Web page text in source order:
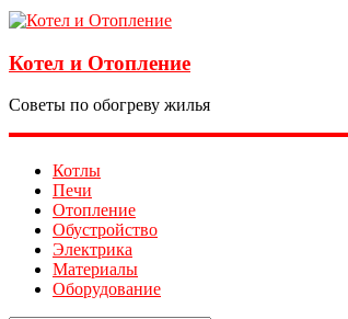
Котел и Отопление
Советы по обогреву жилья
Котлы
Печи
Отопление
Обустройство
Электрика
Материалы
Оборудование